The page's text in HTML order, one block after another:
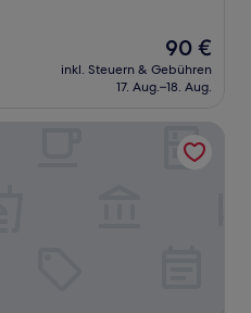
Der
Preis
beträgt
90 €
inkl. Steuern & Gebühren
17. Aug.–18. Aug.